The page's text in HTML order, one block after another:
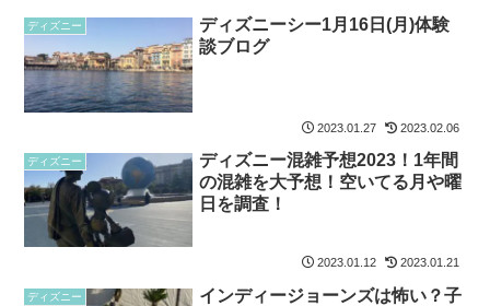
ディズニー
ディズニーシー1月16日(月)体験
談ブログ
2023.01.27 2023.02.06
ディズニー
ディズニー混雑予想2023！1年間
の混雑を大予想！空いてる月や曜
日を調査！
2023.01.12 2023.01.21
ディズニー
インディージョーンズは怖い？子